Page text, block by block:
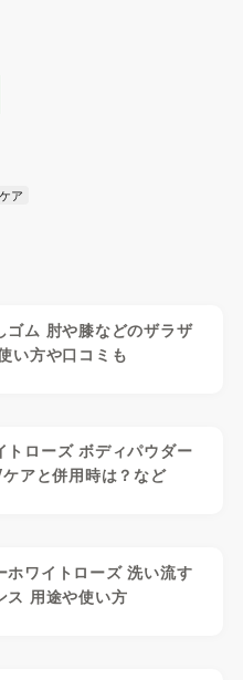
ア
ゴム 肘や膝などのザラザ
い方や口コミも
トローズ ボディパウダー
アと併用時は？など
ホワイトローズ 洗い流す
ス 用途や使い方